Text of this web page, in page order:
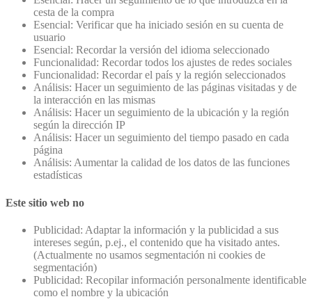
cesta de la compra
Esencial: Verificar que ha iniciado sesión en su cuenta de
usuario
Esencial: Recordar la versión del idioma seleccionado
Funcionalidad: Recordar todos los ajustes de redes sociales
Funcionalidad: Recordar el país y la región seleccionados
Análisis: Hacer un seguimiento de las páginas visitadas y de
la interacción en las mismas
Análisis: Hacer un seguimiento de la ubicación y la región
según la dirección IP
Análisis: Hacer un seguimiento del tiempo pasado en cada
página
Análisis: Aumentar la calidad de los datos de las funciones
estadísticas
Este sitio web no
Publicidad: Adaptar la información y la publicidad a sus
intereses según, p.ej., el contenido que ha visitado antes.
(Actualmente no usamos segmentación ni cookies de
segmentación)
Publicidad: Recopilar información personalmente identificable
como el nombre y la ubicación